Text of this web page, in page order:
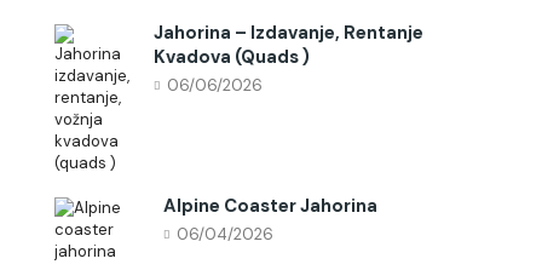
Jahorina – Izdavanje, Rentanje
Kvadova (quads )
06/06/2026
Alpine Coaster Jahorina
06/04/2026